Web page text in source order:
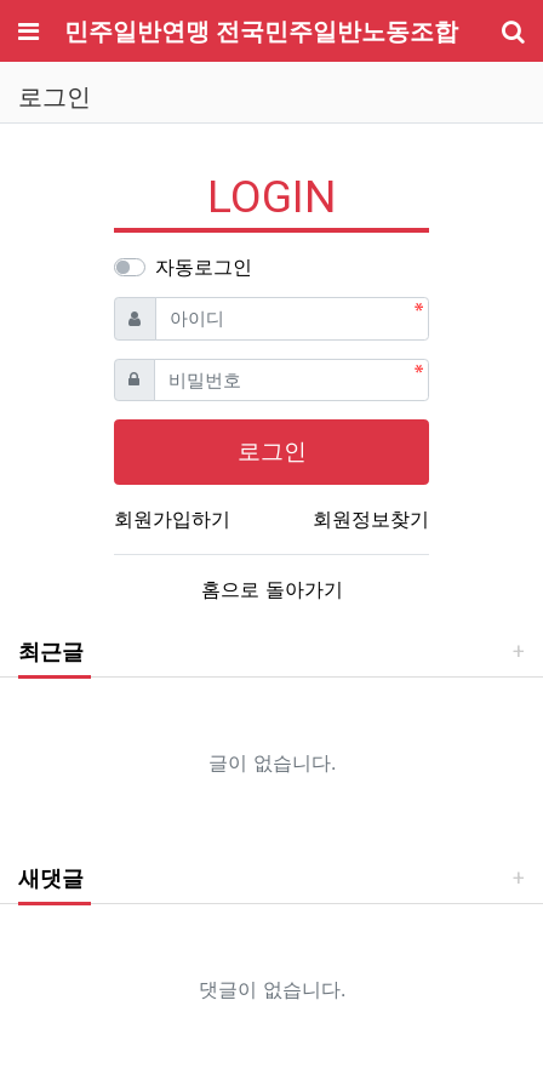
메뉴민주일반연맹 전국민주일반노동조합
로그인
LOGIN
자동로그인
아이디 필수
비밀번호필수
로그인
회원가입하기 회원정보찾기
홈으로 돌아가기
최근글
글이 없습니다.
새댓글
댓글이 없습니다.